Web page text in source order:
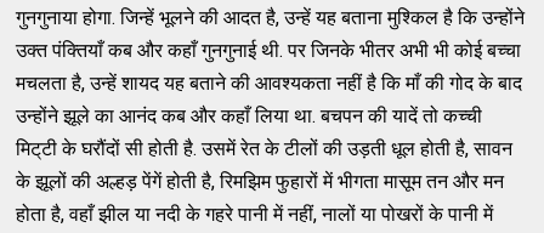
गुनगुनाया होगा. जिन्हें भूलने की आदत है, उन्हें यह बताना मुश्किल है कि उन्होंने
उक्त पंक्तियाँ कब और कहाँ गुनगुनाई थी. पर जिनके भीतर अभी भी कोई बच्चा
मचलता है, उन्हें शायद यह बताने की आवश्यकता नहीं है कि माँ की गोद के बाद
उन्होंने झूले का आनंद कब और कहाँ लिया था. बचपन की यादें तो कच्ची
मिट्‌टी के घरौंदों सी होती है. उसमें रेत के टीलों की उड़ती धूल होती है, सावन
के झूलों की अल्हड़ पेंगें होती है, रिमझिम फुहारों में भीगता मासूम तन और मन
होता है, वहाँ झील या नदी के गहरे पानी में नहीं, नालों या पोखरों के पानी में